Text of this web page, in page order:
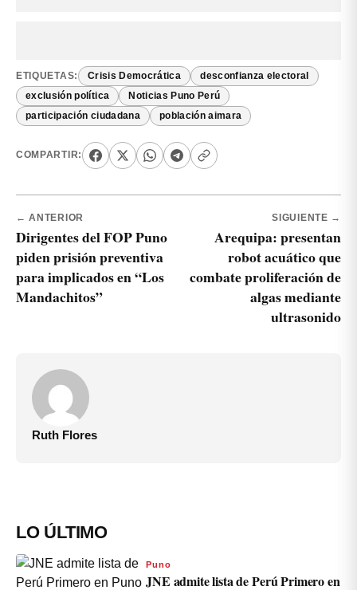
ETIQUETAS: Crisis Democrática desconfianza electoral
exclusión política Noticias Puno Perú
participación ciudadana población aimara
COMPARTIR:
← ANTERIOR
Dirigentes del FOP Puno
piden prisión preventiva
para implicados en “Los
Mandachitos”
SIGUIENTE →
Arequipa: presentan
robot acuático que
combate proliferación de
algas mediante
ultrasonido
Ruth Flores
LO ÚLTIMO
Puno
JNE admite lista de Perú Primero en